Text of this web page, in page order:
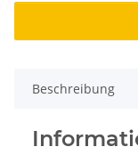
Beschreibung